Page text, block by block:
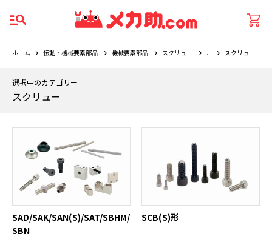
ホーム 伝動・機械要素部品 機械要素部品 スクリュー ... スクリュー
選択中のカテゴリー
スクリュー
SAD/SAK/SAN(S)/SAT/SBHM/
SBN
SCB(S)形